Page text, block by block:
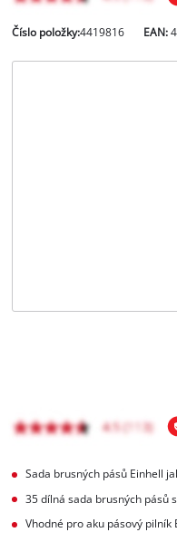
Číslo položky:4419816 EAN:
Sada brusných pásů Einhell
35 dílná sada brusných pásů
Vhodné pro aku pásový pilník